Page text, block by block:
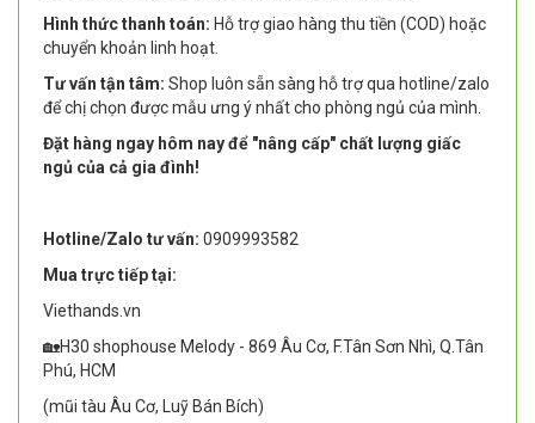
Hình thức thanh toán: Hỗ trợ giao hàng thu tiền (COD) hoặc
chuyển khoản linh hoạt.
Tư vấn tận tâm: Shop luôn sẵn sàng hỗ trợ qua hotline/zalo
để chị chọn được mẫu ưng ý nhất cho phòng ngủ của mình.
Đặt hàng ngay hôm nay để "nâng cấp" chất lượng giấc
ngủ của cả gia đình!
Hotline/Zalo tư vấn: 0909993582
Mua trực tiếp tại:
Viethands.vn
🏡H30 shophouse Melody - 869 Âu Cơ, F.Tân Sơn Nhì, Q.Tân
Phú, HCM
(mũi tàu Âu Cơ, Luỹ Bán Bích)